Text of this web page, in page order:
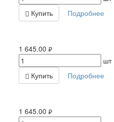
Купить
Подробнее
1 645.00 руб.
шт
Купить
Подробнее
1 645.00 руб.